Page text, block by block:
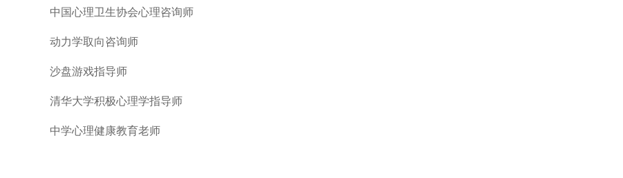
中国心理卫生协会心理咨询师
动力学取向咨询师
沙盘游戏指导师
清华大学积极心理学指导师
中学心理健康教育老师